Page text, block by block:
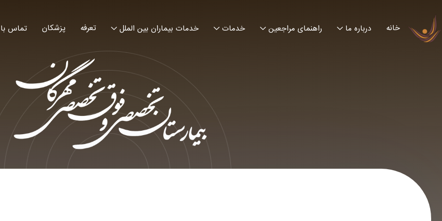
خانه درباره ما راهنمای مراجعین خدمات خدمات بیماران بین الملل تعرفه پزشکان تماس